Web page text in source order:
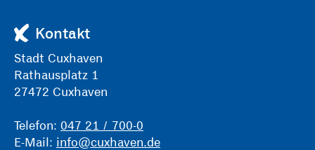
Kontakt
Stadt Cuxhaven
Rathausplatz 1
27472 Cuxhaven
Telefon: 047 21 / 700-0
E-Mail: info@cuxhaven.de